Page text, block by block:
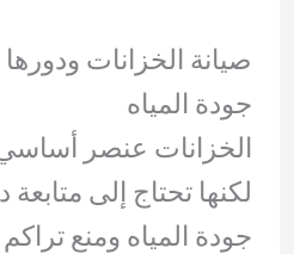
صيانة الخزانات
جودة المياه
الخزانات عنصر
لكنها تحتاج إلى
جودة المياه ومنع